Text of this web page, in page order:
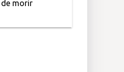
morir